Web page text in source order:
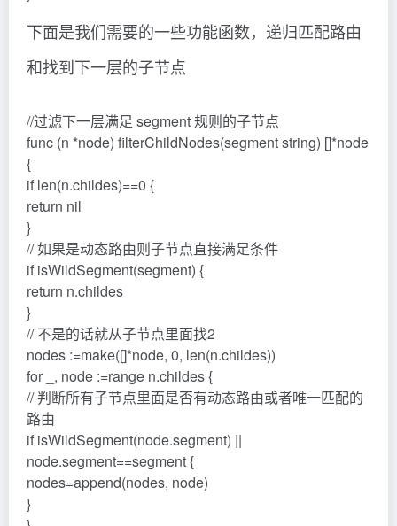
下面是我们需要的一些功能函数，递归匹配路由
和找到下一层的子节点
//过滤下一层满足 segment 规则的子节点
func (n *node) filterChildNodes(segment string) []*node
{
if len(n.childes)==0 {
return nil
}
// 如果是动态路由则子节点直接满足条件
if isWildSegment(segment) {
return n.childes
}
// 不是的话就从子节点里面找2
nodes :=make([]*node, 0, len(n.childes))
for _, node :=range n.childes {
// 判断所有子节点里面是否有动态路由或者唯一匹配的
路由
if isWildSegment(node.segment) ||
node.segment==segment {
nodes=append(nodes, node)
}